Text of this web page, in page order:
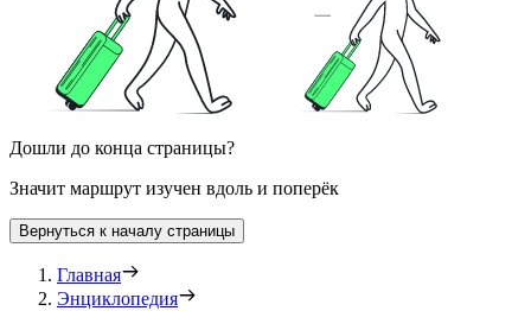
Дошли до конца страницы?
Значит маршрут изучен вдоль и поперёк
Вернуться к началу страницы
Главная
Энциклопедия